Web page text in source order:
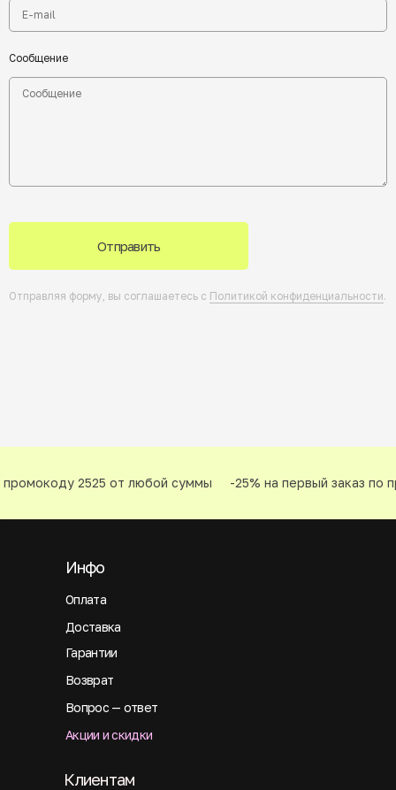
Сообщение
Отправить
Отправляя форму, вы соглашаетесь с Политикой конфиденциальности.
2525 от любой суммы -25% на первый заказ по
Оплата
Инфо
Доставка
Гарантии
Возврат
Вопрос — ответ
Акции и скидки
Клиентам